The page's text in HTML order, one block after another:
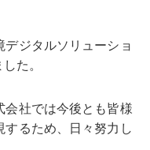
ジタルソリューショ
た。
会社では今後とも皆様
るため、日々努力し